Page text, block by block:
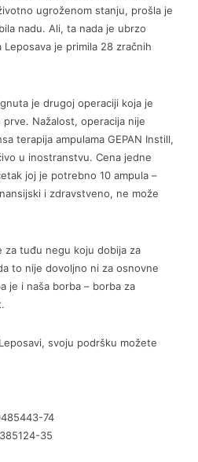
ugroženom stanju, prošla je
nadu. Ali, ta nada je ubrzo
je primila 28 zračnih
je drugoj operaciji koja je
Nažalost, operacija nije
terapija ampulama GEPAN Instill,
u inostranstvu. Cena jedne
joj je potrebno 10 ampula –
i zdravstveno, ne može
za tuđu negu koju dobija za
to nije dovoljno ni za osnovne
je i naša borba – borba za
svoju podršku možete
74
35